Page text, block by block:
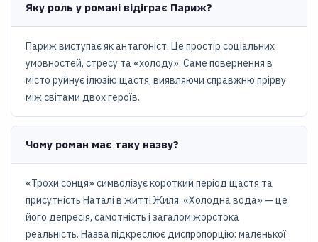
Яку роль у романі відіграє Париж?
Париж виступає як антагоніст. Це простір соціальних
умовностей, стресу та «холоду». Саме повернення в
місто руйнує ілюзію щастя, виявляючи справжню прірву
між світами двох героїв.
Чому роман має таку назву?
«Трохи сонця» символізує короткий період щастя та
присутність Наталі в житті Жиля. «Холодна вода» — це
його депресія, самотність і загалом жорстока
реальність. Назва підкреслює диспропорцію: маленької